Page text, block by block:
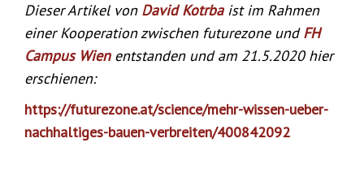
Dieser Artikel von David Kotrbaist im Rahmen
einer Kooperation zwischen futurezone undFH
Campus Wienentstanden und am 21.5.2020 hier
erschienen:
https://futurezone.at/science/mehr-wissen-ueber-
nachhaltiges-bauen-verbreiten/400842092